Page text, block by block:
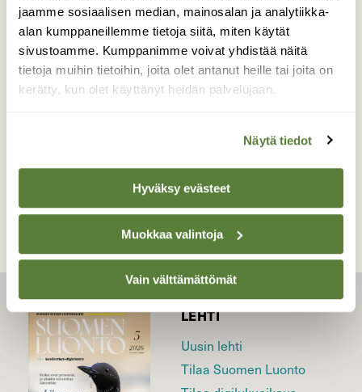
jaamme sosiaalisen median, mainosalan ja analytiikka-
alan kumppaneillemme tietoja siitä, miten käytät
sivustoamme. Kumppanimme voivat yhdistää näitä
tietoja muihin tietoihin, joita olet antanut heille tai joita on
kerätty, kun olet käyttänyt heidän palvelujaan.
Näytä tiedot
Hyväksy evästeet
Muokkaa valintoja
Vain välttämättömät
Laulujoutsen
Laulujoutsen (Cygnus cygnus)
Valokuvaaja: Markku Saarinen, Lahti 2.4
TAKAISIN LISTAAN
LEHTI
Uusin lehti
Tilaa Suomen Luonto